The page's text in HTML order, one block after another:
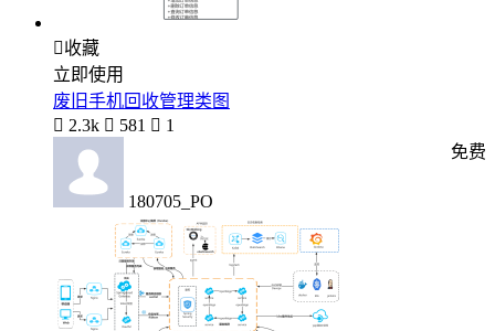
收藏
立即使用
废旧手机回收管理类图
 2.3k  581  1
180705_PO
免费